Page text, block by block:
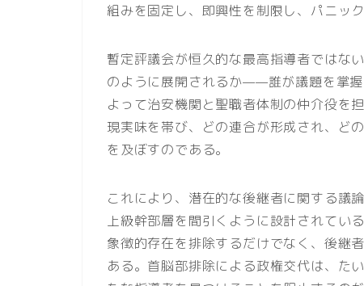
組みを固定し、即興性を制限し、パニッ
暫定評議会が恒久的な最高指導者ではな
のように展開されるか——誰が議題を掌
よって治安機関と聖職者体制の仲介役
現実味を帯び、どの連合が形成され、ど
を及ぼすのである。
これにより、潜在的な後継者に関する議
上級幹部層を間引くように設計されてい
象徴的存在を排除するだけでなく、後継
ある。首脳部排除による政権交代は、た